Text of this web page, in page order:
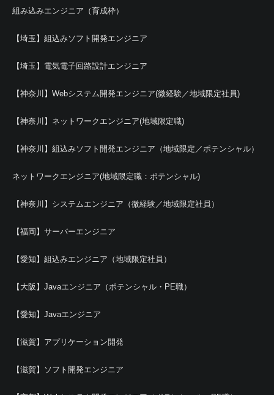
組み込みエンジニア（育成枠）
【埼玉】組込みソフト開発エンジニア
【埼玉】電気電子回路設計エンジニア
【神奈川】Webシステム開発エンジニア(微経験／地域限定社員)
【神奈川】ネットワークエンジニア(地域限定職)
【神奈川】組込みソフト開発エンジニア（地域限定／ポテンシャル）
ネットワークエンジニア(地域限定職：ポテンシャル)
【神奈川】システムエンジニア（微経験／地域限定社員）
【福岡】サーバーエンジニア
【愛知】組込みエンジニア（地域限定社員）
【大阪】Javaエンジニア（ポテンシャル・PE職）
【愛知】Javaエンジニア
【滋賀】アプリケーション開発
【滋賀】ソフト開発エンジニア